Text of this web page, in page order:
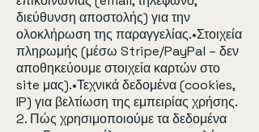
διεύθυνση αποστολής) για την
ολοκλήρωση της παραγγελίας.•Στοιχεία
πληρωμής (μέσω Stripe/PayPal – δεν
αποθηκεύουμε στοιχεία καρτών στο
site μας).•Τεχνικά δεδομένα (cookies,
IP) για βελτίωση της εμπειρίας χρήσης.
2. Πώς χρησιμοποιούμε τα δεδομένα